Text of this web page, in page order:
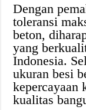
Dengan
toleransi
beton,
yang
Indonesia.
ukuran besi
kepercayaan
kualitas